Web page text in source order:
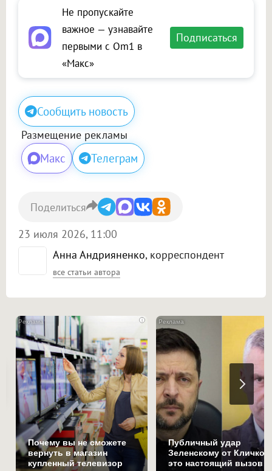
Не пропускайте
важное — узнавайте
первыми с Om1 в
«Макс»
Подписаться
Сообщить новость
Размещение рекламы
Макс Телеграм
Анна Андрияненко, корреспондент
все статьи автора
23 июля 2026, 11:00
Поделиться
i
Почему вы не сможете
вернуть в магазин
купленный телевизор
Публичный удар
Зеленскому от Кличко:
это настоящий вызов